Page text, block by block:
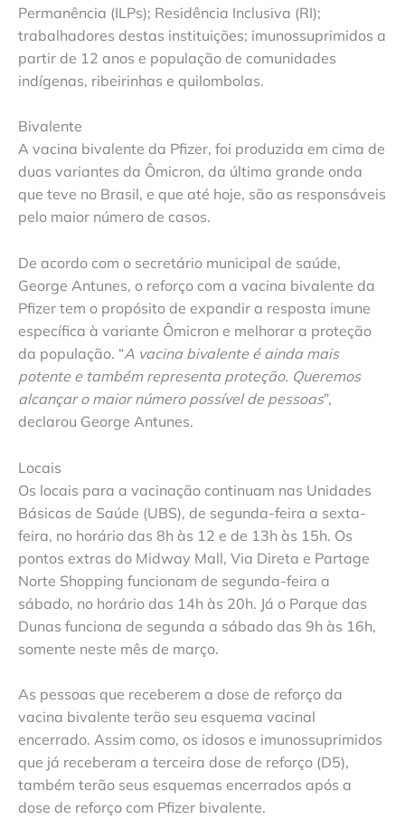
Permanência (ILPs); Residência Inclusiva (RI);
trabalhadores destas instituições; imunossuprimidos a
partir de 12 anos e população de comunidades
indígenas, ribeirinhas e quilombolas.
Bivalente
A vacina bivalente da Pfizer, foi produzida em cima de
duas variantes da Ômicron, da última grande onda
que teve no Brasil, e que até hoje, são as responsáveis
pelo maior número de casos.
De acordo com o secretário municipal de saúde,
George Antunes, o reforço com a vacina bivalente da
Pfizer tem o propósito de expandir a resposta imune
específica à variante Ômicron e melhorar a proteção
da população. “A vacina bivalente é ainda mais
potente e também representa proteção. Queremos
alcançar o maior número possível de pessoas”,
declarou George Antunes.
Locais
Os locais para a vacinação continuam nas Unidades
Básicas de Saúde (UBS), de segunda-feira a sexta-
feira, no horário das 8h às 12 e de 13h às 15h. Os
pontos extras do Midway Mall, Via Direta e Partage
Norte Shopping funcionam de segunda-feira a
sábado, no horário das 14h às 20h. Já o Parque das
Dunas funciona de segunda a sábado das 9h às 16h,
somente neste mês de março.
As pessoas que receberem a dose de reforço da
vacina bivalente terão seu esquema vacinal
encerrado. Assim como, os idosos e imunossuprimidos
que já receberam a terceira dose de reforço (D5),
também terão seus esquemas encerrados após a
dose de reforço com Pfizer bivalente.